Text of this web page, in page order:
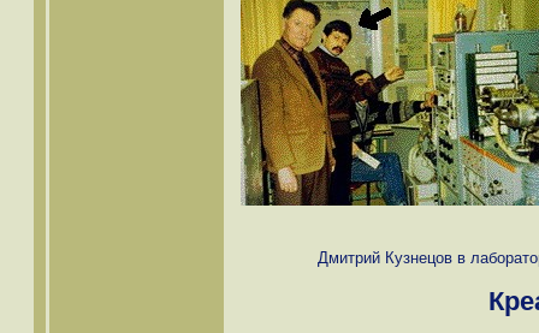
Дмитрий Кузнецов в